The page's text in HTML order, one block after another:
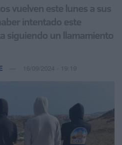
vuelven este lunes a sus
intentado este
siguiendo un llamamiento
16/09/2024 - 19:19